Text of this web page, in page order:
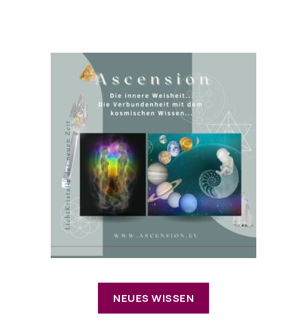
NEUES WISSEN